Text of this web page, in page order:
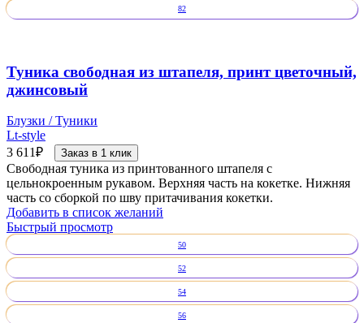
82
Туника свободная из штапеля, принт цветочный,
джинсовый
Блузки / Туники
Lt-style
3 611₽ Заказ в 1 клик
Свободная туника из принтованного штапеля с
цельнокроенным рукавом. Верхняя часть на кокетке. Нижняя
часть со сборкой по шву притачивания кокетки.
Добавить в список желаний
Быстрый просмотр
50
52
54
56